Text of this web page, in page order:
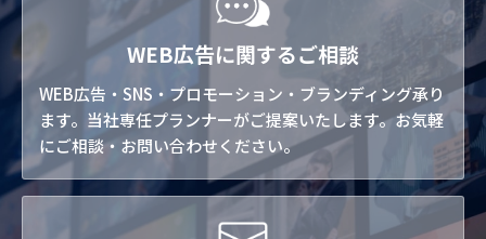
WEB広告に関するご相談
WEB広告・SNS・プロモーション・ブランディング承り
ます。当社専任プランナーがご提案いたします。お気軽
にご相談・お問い合わせください。